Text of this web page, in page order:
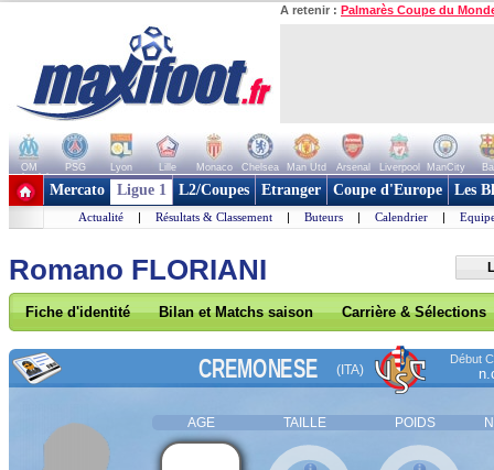
A retenir : Palmarès Coupe du
OM PSG Lyon Lille Monaco Chelsea Man Utd Arsenal Liverpool ManCity
+ de clubs
Mercato Ligue 1 L2/Coupes Etranger Coupe d'Europe Les
Actualité | Résultats & Classement | Buteurs | Calendrier |
Romano FLORIANI
Fiche d'identité Bilan et Matchs saison Carrière & Sélections
CREMONESE (ITA)
Début
AGE TAILLE POIDS